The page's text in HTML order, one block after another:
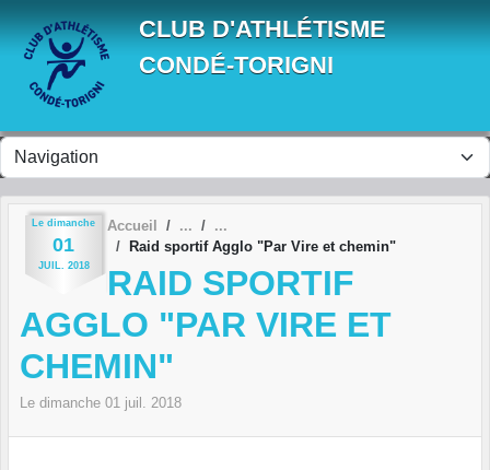
CLUB D'ATHLÉTISME
CONDÉ-TORIGNI
Le dimanche
01
JUIL. 2018
Accueil
Raid sportif Agglo "Par Vire et chemin"
RAID SPORTIF
AGGLO "PAR VIRE ET
CHEMIN"
Le dimanche 01 juil. 2018